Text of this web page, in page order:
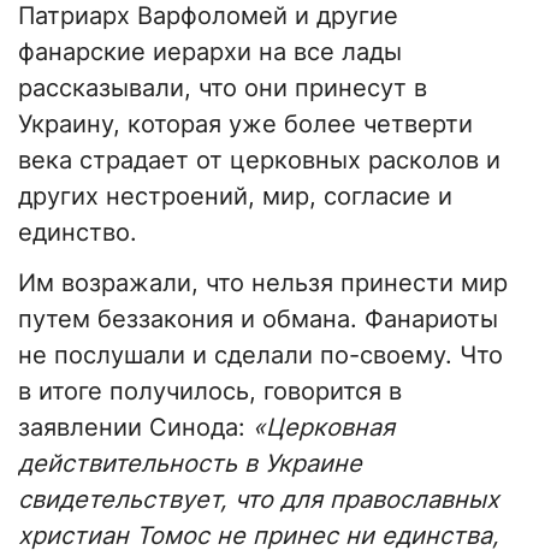
Патриарх Варфоломей и другие
фанарские иерархи на все лады
рассказывали, что они принесут в
Украину, которая уже более четверти
века страдает от церковных расколов и
других нестроений, мир, согласие и
единство.
Им возражали, что нельзя принести мир
путем беззакония и обмана. Фанариоты
не послушали и сделали по-своему. Что
в итоге получилось, говорится в
заявлении Синода: «Церковная
действительность в Украине
свидетельствует, что для православных
христиан Томос не принес ни единства,